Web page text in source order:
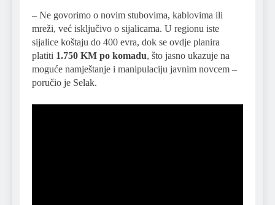
– Ne govorimo o novim stubovima, kablovima ili
mreži, već isključivo o sijalicama. U regionu iste
sijalice koštaju do 400 evra, dok se ovdje planira
platiti 1.750 KM po komadu, što jasno ukazuje na
moguće namještanje i manipulaciju javnim novcem –
poručio je Selak.